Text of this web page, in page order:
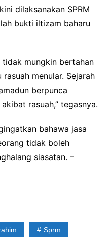
dilaksanakan SPRM
bukti iltizam baharu
tidak mungkin bertahan
menular. Sejarah
berpunca
rasuah,” tegasnya.
bahawa jasa
tidak boleh
siasatan. –
Sprm